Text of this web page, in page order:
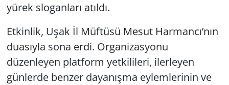
yürek sloganları atıldı.
Etkinlik, Uşak İl Müftüsü Mesut Harmancı’nın
duasıyla sona erdi. Organizasyonu
düzenleyen platform yetkilileri, ilerleyen
günlerde benzer dayanışma eylemlerinin ve